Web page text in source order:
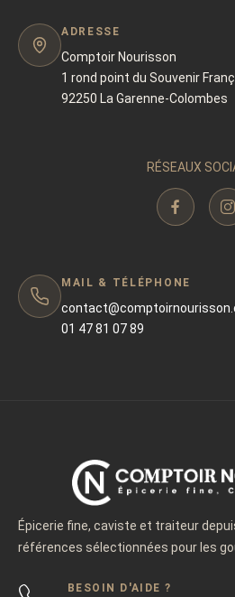
ADRESSE
Comptoir Nourisson
1 rond point du Souvenir
92250 La Garenne-Colombes
RÉSEAUX
MAIL & TÉLÉPHONE
01 47 81 07 89
Épicerie fine, caviste et traiteur
références sélectionnées pour les
BESOIN D'AIDE ?